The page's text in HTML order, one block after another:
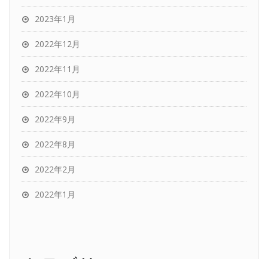
2023年1月
2022年12月
2022年11月
2022年10月
2022年9月
2022年8月
2022年2月
2022年1月